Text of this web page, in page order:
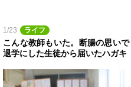
1/23 ライフ
こんな教師もいた。断腸の思いで
退学にした生徒から届いたハガキ